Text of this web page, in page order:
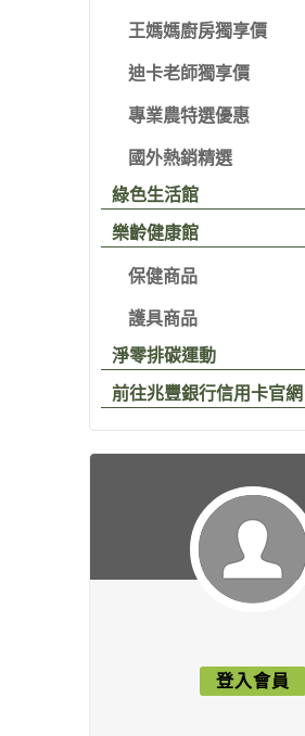
王媽媽廚房獨享價
迪卡老師獨享價
專業農特選優惠
國外熱銷精選
綠色生活館
樂齡健康館
保健商品
護具商品
淨零排碳運動
前往兆豐銀行信用卡官網
登入會員